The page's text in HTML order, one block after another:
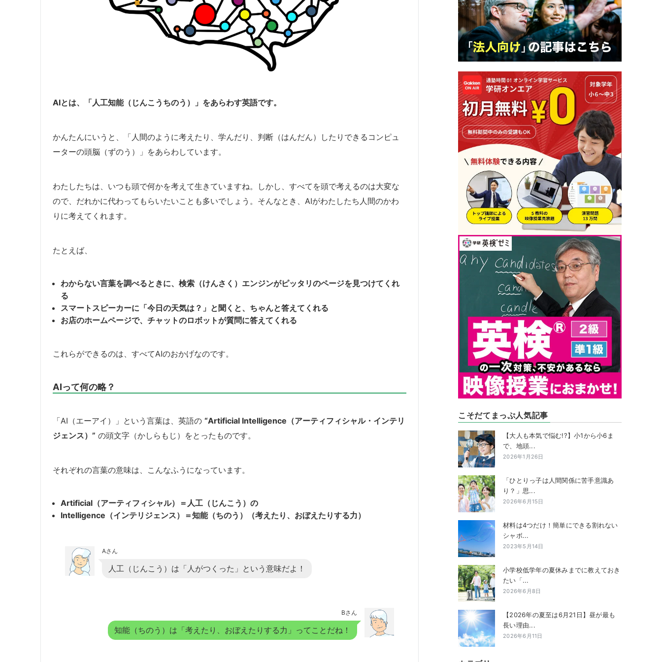
AIとは、「人工知能（じんこうちのう）」をあらわす英語です。
かんたんにいうと、「人間のように考えたり、学んだり、判断（はんだん）したりできるコンピュ
ーターの頭脳（ずのう）」をあらわしています。
わたしたちは、いつも頭で何かを考えて生きていますね。しかし、すべてを頭で考えるのは大変な
ので、だれかに代わってもらいたいことも多いでしょう。そんなとき、AIがわたしたち人間のかわ
りに考えてくれます。
たとえば、
わからない言葉を調べるときに、検索（けんさく）エンジンがピッタリのページを見つけてくれ
る
スマートスピーカーに「今日の天気は？」と聞くと、ちゃんと答えてくれる
お店のホームページで、チャットのロボットが質問に答えてくれる
これらができるのは、すべてAIのおかげなのです。
AIって何の略？
「AI（エーアイ）」という言葉は、英語の “Artificial Intelligence（アーティフィシャル・インテリ
ジェンス）” の頭文字（かしらもじ）をとったものです。
それぞれの言葉の意味は、こんなふうになっています。
Artificial（アーティフィシャル）＝人工（じんこう）の
Intelligence（インテリジェンス）＝知能（ちのう）（考えたり、おぼえたりする力）
Aさん
人工（じんこう）は「人がつくった」という意味だよ！
Bさん
知能（ちのう）は「考えたり、おぼえたりする力」ってことだね！
こそだてまっぷ人気記事
【大人も本気で悩む!?】小1から小6ま
で、地頭...
2026年1月26日
「ひとりっ子は人間関係に苦手意識あ
り？」思...
2026年6月15日
材料は4つだけ！簡単にできる割れない
シャボ...
2023年5月14日
小学校低学年の夏休みまでに教えておき
たい「...
2026年6月8日
【2026年の夏至は6月21日】昼が最も
長い理由...
2026年6月11日